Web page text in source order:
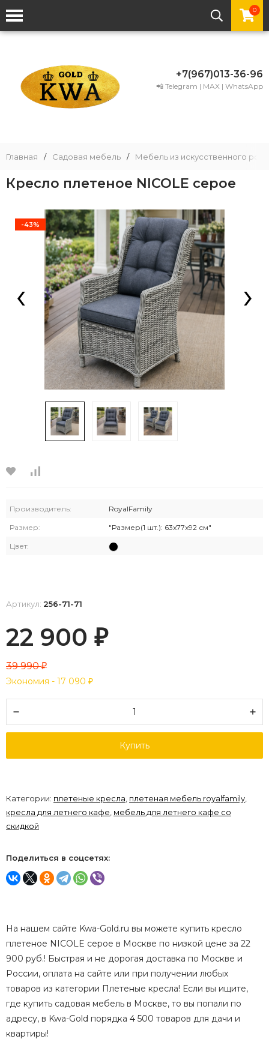
0
+7(967)013-36-96
📲 Telegram | MAX | WhatsApp
Главная / Садовая мебель / Мебель из искусственного
Кресло плетеное NICOLE серое
-43%
‹ ›
Производитель: RoyalFamily
Размер: "Размер(1 шт.): 63x77x92 см"
Цвет:
Артикул: 256-71-71
22 900 ₽
39 990₽
Экономия - 17 090 ₽
Купить
Категории: плетеные кресла, плетеная мебель royalfamily,
кресла для летнего кафе, мебель для летнего кафе со
скидкой
Поделиться в соцсетях:
На нашем сайте Kwa-Gold.ru вы можете купить кресло
плетеное NICOLE серое в Москве по низкой цене за 22
900 руб.! Быстрая и не дорогая доставка по Москве и
России, оплата на сайте или при получении любых
товаров из категории Плетеные кресла! Если вы ищите,
где купить садовая мебель в Москве, то вы попали по
адресу, в Kwa-Gold порядка 4 500 товаров для дачи и
квартиры!